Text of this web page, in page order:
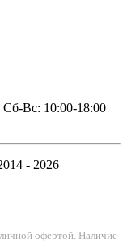
Вс: 10:00-18:00
- 2026
офертой. Наличие